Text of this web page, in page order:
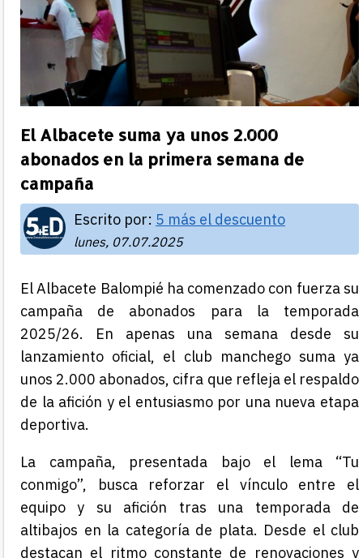
El Albacete suma ya unos 2.000
abonados en la primera semana de
campaña
Escrito por: 5 más el descuento
lunes, 07.07.2025
El Albacete Balompié ha comenzado con fuerza su
campaña de abonados para la temporada
2025/26. En apenas una semana desde su
lanzamiento oficial, el club manchego suma ya
unos 2.000 abonados, cifra que refleja el respaldo
de la afición y el entusiasmo por una nueva etapa
deportiva.
La campaña, presentada bajo el lema “Tu
conmigo”, busca reforzar el vínculo entre el
equipo y su afición tras una temporada de
altibajos en la categoría de plata. Desde el club
destacan el ritmo constante de renovaciones y